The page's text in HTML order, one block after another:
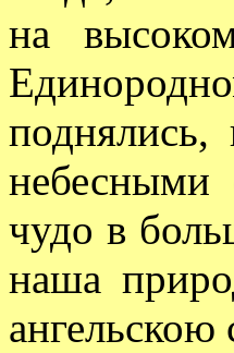
на
небесными
чудо в
наша